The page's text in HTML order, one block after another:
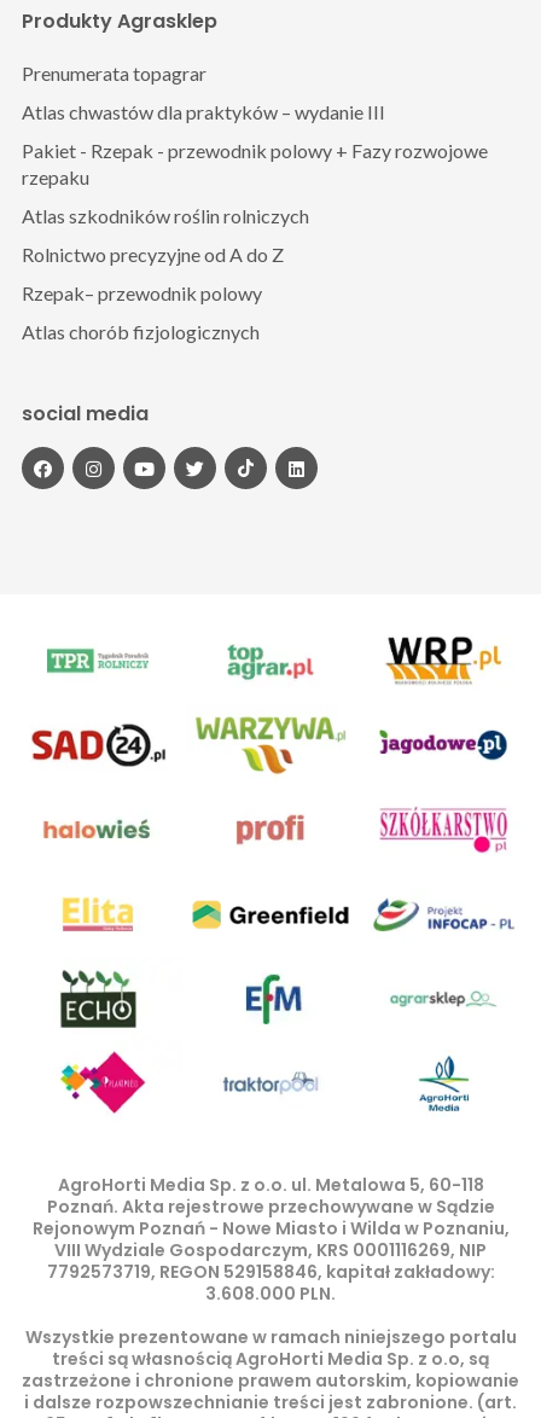
Produkty Agrasklep
Prenumerata topagrar
Atlas chwastów dla praktyków – wydanie III
Pakiet - Rzepak - przewodnik polowy + Fazy rozwojowe
rzepaku
Atlas szkodników roślin rolniczych
Rolnictwo precyzyjne od A do Z
Rzepak– przewodnik polowy
Atlas chorób fizjologicznych
social media
AgroHorti Media Sp. z o.o. ul. Metalowa 5, 60-118
Poznań. Akta rejestrowe przechowywane w Sądzie
Rejonowym Poznań - Nowe Miasto i Wilda w Poznaniu,
VIII Wydziale Gospodarczym, KRS 0001116269, NIP
7792573719, REGON 529158846, kapitał zakładowy:
3.608.000 PLN.
Wszystkie prezentowane w ramach niniejszego portalu
treści są własnością AgroHorti Media Sp. z o.o, są
zastrzeżone i chronione prawem autorskim, kopiowanie
i dalsze rozpowszechnianie treści jest zabronione. (art.